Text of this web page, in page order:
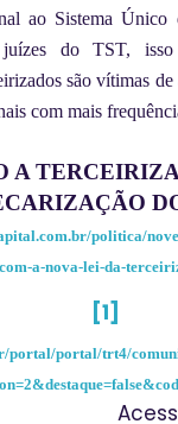
ao Sistema
do TST, isso
são vítimas
com mais
A
politica/
a-nova-lei-da-
[1]
portal/portal/trt4/